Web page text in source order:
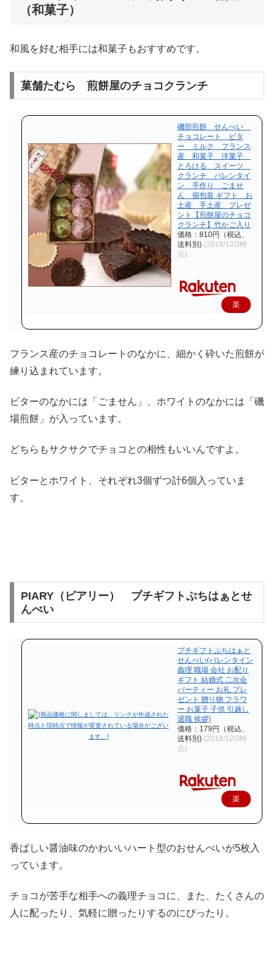
（和菓子）
和風を好む相手には和菓子もおすすめです。
菓舗たむら 煎餅屋のチョコクランチ
磯部煎餅 せんべい
チョコレート ビタ
ー ミルク フランス
産 和菓子 洋菓子
とろける スイーツ
クランチ バレンタイ
ン 手作り ごませ
ん 個包装 ギフト お
土産 手土産 プレゼ
ント【煎餅屋のチョコ
クランチ】竹かご入り
価格：810円（税込、
送料別) (2018/12/3時
点)
楽
購
フランス産のチョコレートのなかに、細かく砕いた煎餅が
練り込まれています。
ビターのなかには「ごません」、ホワイトのなかには「磯
場煎餅」が入っています。
どちらもサクサクでチョコとの相性もいいんですよ。
ビターとホワイト、それぞれ3個ずつ計6個入っていま
す。
PIARY（ピアリー） プチギフトぷちはぁとせ
んべい
プチギフトぷちはぁと
せんべい(バレンタイン
義理 職場 会社 お配り
ギフト 結婚式 二次会
パーティー お礼 プレ
ゼント 贈り物 フラワ
ー お菓子 子供 引越し
退職 挨拶)
価格：179円（税込、
送料別) (2018/12/3時
点)
楽
購
香ばしい醤油味のかわいいハート型のおせんべいが5枚入
っています。
チョコが苦手な相手への義理チョコに、また、たくさんの
人に配ったり、気軽に贈ったりするのにぴったり。